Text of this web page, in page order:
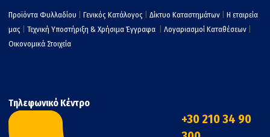
Προϊόντα Φυλλαδίου Γενικός Κατάλογος Δίκτυο Καταστημάτων
Η εταιρεία
μας
Τεχνική Υποστήριξη & Χρήσιμα Έγγραφα Λογαριασμοί Καταθέσεων
Οικονομικά Στοιχεία
Τηλεφωνικό Κέντρο
+30 210 34 90